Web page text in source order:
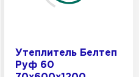
Утеплитель Белтеп
Руф 60